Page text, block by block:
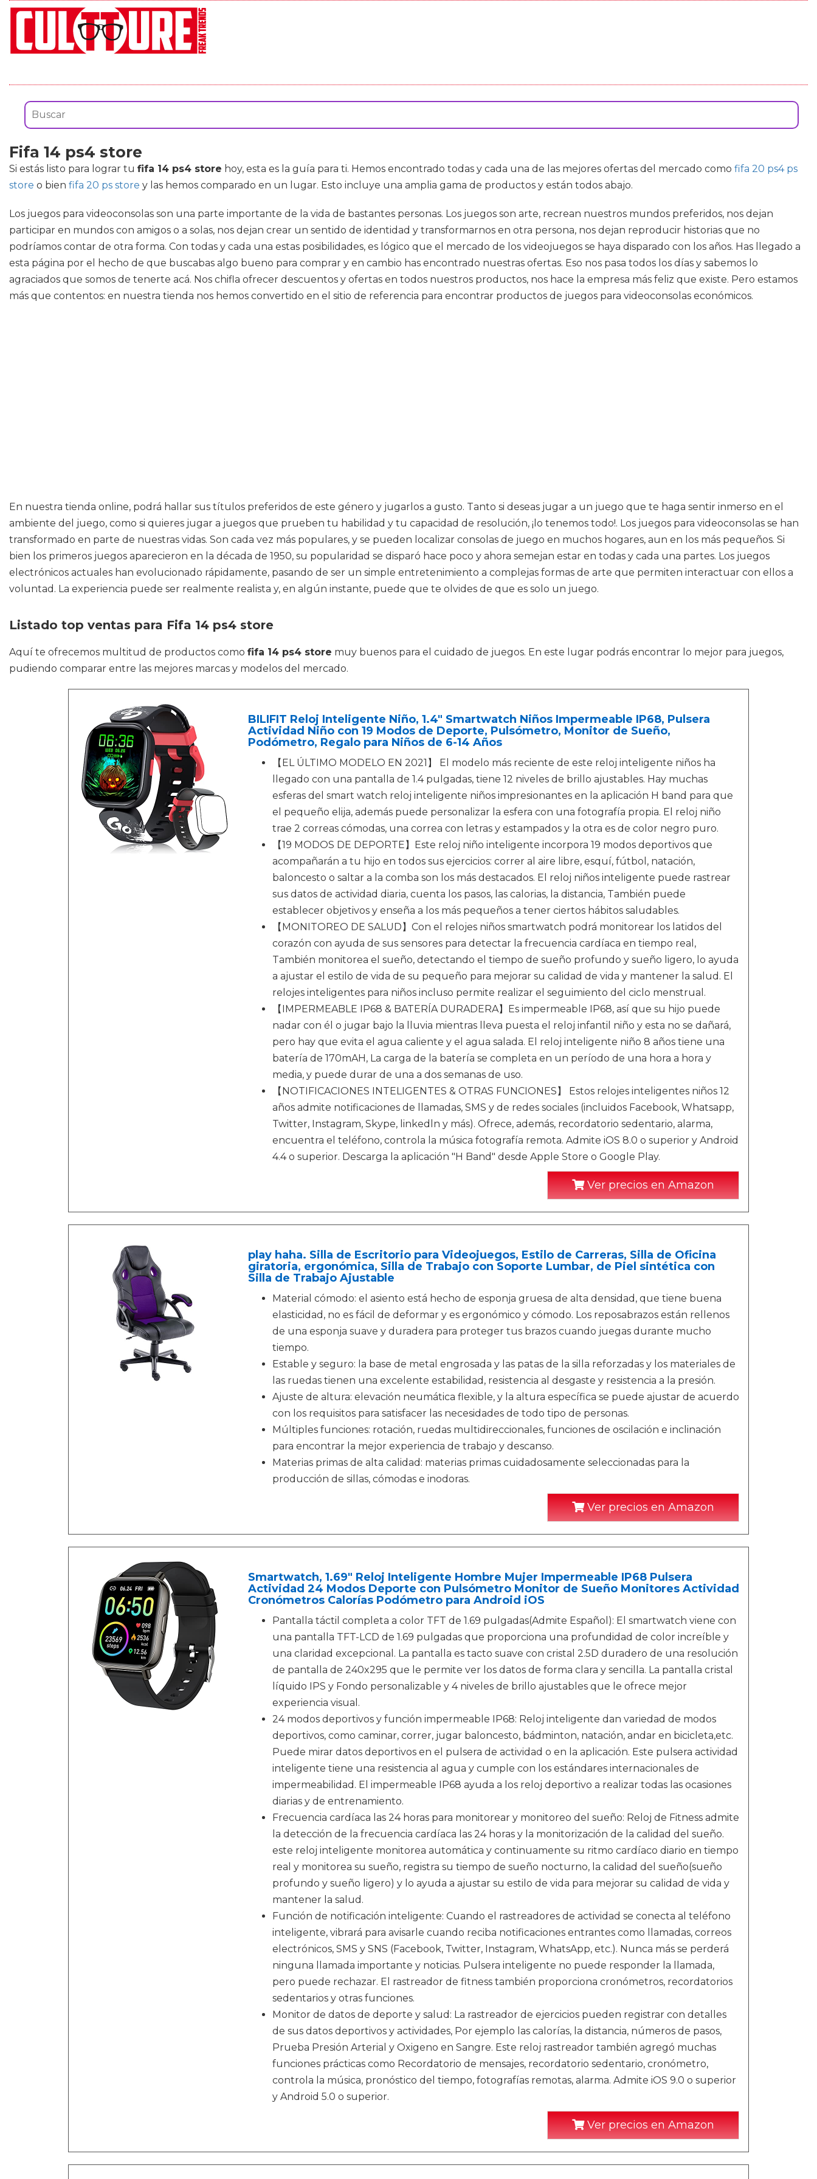
Fifa 14 ps4 store
Si estás listo para lograr tu fifa 14 ps4 store hoy, esta es la guía para ti. Hemos encontrado todas y cada una de las mejores ofertas del mercado como fifa 20 ps4 ps
store o bien fifa 20 ps store y las hemos comparado en un lugar. Esto incluye una amplia gama de productos y están todos abajo.
Los juegos para videoconsolas son una parte importante de la vida de bastantes personas. Los juegos son arte, recrean nuestros mundos preferidos, nos dejan
participar en mundos con amigos o a solas, nos dejan crear un sentido de identidad y transformarnos en otra persona, nos dejan reproducir historias que no
podríamos contar de otra forma. Con todas y cada una estas posibilidades, es lógico que el mercado de los videojuegos se haya disparado con los años. Has llegado a
esta página por el hecho de que buscabas algo bueno para comprar y en cambio has encontrado nuestras ofertas. Eso nos pasa todos los días y sabemos lo
agraciados que somos de tenerte acá. Nos chifla ofrecer descuentos y ofertas en todos nuestros productos, nos hace la empresa más feliz que existe. Pero estamos
más que contentos: en nuestra tienda nos hemos convertido en el sitio de referencia para encontrar productos de juegos para videoconsolas económicos.
En nuestra tienda online, podrá hallar sus títulos preferidos de este género y jugarlos a gusto. Tanto si deseas jugar a un juego que te haga sentir inmerso en el
ambiente del juego, como si quieres jugar a juegos que prueben tu habilidad y tu capacidad de resolución, ¡lo tenemos todo!. Los juegos para videoconsolas se han
transformado en parte de nuestras vidas. Son cada vez más populares, y se pueden localizar consolas de juego en muchos hogares, aun en los más pequeños. Si
bien los primeros juegos aparecieron en la década de 1950, su popularidad se disparó hace poco y ahora semejan estar en todas y cada una partes. Los juegos
electrónicos actuales han evolucionado rápidamente, pasando de ser un simple entretenimiento a complejas formas de arte que permiten interactuar con ellos a
voluntad. La experiencia puede ser realmente realista y, en algún instante, puede que te olvides de que es solo un juego.
Listado top ventas para Fifa 14 ps4 store
Aquí te ofrecemos multitud de productos como fifa 14 ps4 store muy buenos para el cuidado de juegos. En este lugar podrás encontrar lo mejor para juegos,
pudiendo comparar entre las mejores marcas y modelos del mercado.
BILIFIT Reloj Inteligente Niño, 1.4" Smartwatch Niños Impermeable IP68, Pulsera
Actividad Niño con 19 Modos de Deporte, Pulsómetro, Monitor de Sueño,
Podómetro, Regalo para Niños de 6-14 Años
【EL ÚLTIMO MODELO EN 2021】 El modelo más reciente de este reloj inteligente niños ha
llegado con una pantalla de 1.4 pulgadas, tiene 12 niveles de brillo ajustables. Hay muchas
esferas del smart watch reloj inteligente niños impresionantes en la aplicación H band para que
el pequeño elija, además puede personalizar la esfera con una fotografía propia. El reloj niño
trae 2 correas cómodas, una correa con letras y estampados y la otra es de color negro puro.
【19 MODOS DE DEPORTE】Este reloj niño inteligente incorpora 19 modos deportivos que
acompañarán a tu hijo en todos sus ejercicios: correr al aire libre, esquí, fútbol, natación,
baloncesto o saltar a la comba son los más destacados. El reloj niños inteligente puede rastrear
sus datos de actividad diaria, cuenta los pasos, las calorias, la distancia, También puede
establecer objetivos y enseña a los más pequeños a tener ciertos hábitos saludables.
【MONITOREO DE SALUD】Con el relojes niños smartwatch podrá monitorear los latidos del
corazón con ayuda de sus sensores para detectar la frecuencia cardíaca en tiempo real,
También monitorea el sueño, detectando el tiempo de sueño profundo y sueño ligero, lo ayuda
a ajustar el estilo de vida de su pequeño para mejorar su calidad de vida y mantener la salud. El
relojes inteligentes para niños incluso permite realizar el seguimiento del ciclo menstrual.
【IMPERMEABLE IP68 & BATERÍA DURADERA】Es impermeable IP68, así que su hijo puede
nadar con él o jugar bajo la lluvia mientras lleva puesta el reloj infantil niño y esta no se dañará,
pero hay que evita el agua caliente y el agua salada. El reloj inteligente niño 8 años tiene una
batería de 170mAH, La carga de la batería se completa en un período de una hora a hora y
media, y puede durar de una a dos semanas de uso.
【NOTIFICACIONES INTELIGENTES & OTRAS FUNCIONES】 Estos relojes inteligentes niños 12
años admite notificaciones de llamadas, SMS y de redes sociales (incluidos Facebook, Whatsapp,
Twitter, Instagram, Skype, linkedln y más). Ofrece, además, recordatorio sedentario, alarma,
encuentra el teléfono, controla la música fotografía remota. Admite iOS 8.0 o superior y Android
4.4 o superior. Descarga la aplicación "H Band" desde Apple Store o Google Play.
Ver precios en Amazon
play haha. Silla de Escritorio para Videojuegos, Estilo de Carreras, Silla de Oficina
giratoria, ergonómica, Silla de Trabajo con Soporte Lumbar, de Piel sintética con
Silla de Trabajo Ajustable
Material cómodo: el asiento está hecho de esponja gruesa de alta densidad, que tiene buena
elasticidad, no es fácil de deformar y es ergonómico y cómodo. Los reposabrazos están rellenos
de una esponja suave y duradera para proteger tus brazos cuando juegas durante mucho
tiempo.
Estable y seguro: la base de metal engrosada y las patas de la silla reforzadas y los materiales de
las ruedas tienen una excelente estabilidad, resistencia al desgaste y resistencia a la presión.
Ajuste de altura: elevación neumática flexible, y la altura específica se puede ajustar de acuerdo
con los requisitos para satisfacer las necesidades de todo tipo de personas.
Múltiples funciones: rotación, ruedas multidireccionales, funciones de oscilación e inclinación
para encontrar la mejor experiencia de trabajo y descanso.
Materias primas de alta calidad: materias primas cuidadosamente seleccionadas para la
producción de sillas, cómodas e inodoras.
Ver precios en Amazon
Smartwatch, 1.69" Reloj Inteligente Hombre Mujer Impermeable IP68 Pulsera
Actividad 24 Modos Deporte con Pulsómetro Monitor de Sueño Monitores Actividad
Cronómetros Calorías Podómetro para Android iOS
Pantalla táctil completa a color TFT de 1.69 pulgadas(Admite Español): El smartwatch viene con
una pantalla TFT-LCD de 1.69 pulgadas que proporciona una profundidad de color increíble y
una claridad excepcional. La pantalla es tacto suave con cristal 2.5D duradero de una resolución
de pantalla de 240x295 que le permite ver los datos de forma clara y sencilla. La pantalla cristal
líquido IPS y Fondo personalizable y 4 niveles de brillo ajustables que le ofrece mejor
experiencia visual.
24 modos deportivos y función impermeable IP68: Reloj inteligente dan variedad de modos
deportivos, como caminar, correr, jugar baloncesto, bádminton, natación, andar en bicicleta,etc.
Puede mirar datos deportivos en el pulsera de actividad o en la aplicación. Este pulsera actividad
inteligente tiene una resistencia al agua y cumple con los estándares internacionales de
impermeabilidad. El impermeable IP68 ayuda a los reloj deportivo a realizar todas las ocasiones
diarias y de entrenamiento.
Frecuencia cardíaca las 24 horas para monitorear y monitoreo del sueño: Reloj de Fitness admite
la detección de la frecuencia cardíaca las 24 horas y la monitorización de la calidad del sueño.
este reloj inteligente monitorea automática y continuamente su ritmo cardíaco diario en tiempo
real y monitorea su sueño, registra su tiempo de sueño nocturno, la calidad del sueño(sueño
profundo y sueño ligero) y lo ayuda a ajustar su estilo de vida para mejorar su calidad de vida y
mantener la salud.
Función de notificación inteligente: Cuando el rastreadores de actividad se conecta al teléfono
inteligente, vibrará para avisarle cuando reciba notificaciones entrantes como llamadas, correos
electrónicos, SMS y SNS (Facebook, Twitter, Instagram, WhatsApp, etc.). Nunca más se perderá
ninguna llamada importante y noticias. Pulsera inteligente no puede responder la llamada,
pero puede rechazar. El rastreador de fitness también proporciona cronómetros, recordatorios
sedentarios y otras funciones.
Monitor de datos de deporte y salud: La rastreador de ejercicios pueden registrar con detalles
de sus datos deportivos y actividades, Por ejemplo las calorías, la distancia, números de pasos,
Prueba Presión Arterial y Oxigeno en Sangre. Este reloj rastreador también agregó muchas
funciones prácticas como Recordatorio de mensajes, recordatorio sedentario, cronómetro,
controla la música, pronóstico del tiempo, fotografías remotas, alarma. Admite iOS 9.0 o superior
y Android 5.0 o superior.
Ver precios en Amazon